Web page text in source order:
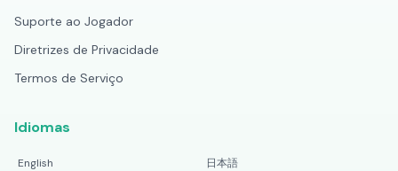
Suporte ao Jogador
Diretrizes de Privacidade
Termos de Serviço
Idiomas
English
日本語